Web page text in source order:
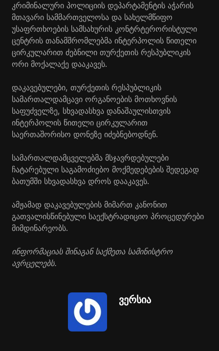
კრიმინალური პოლიციის დეპარტამენტის აჭარის
მთავარი სამმართველოსა და სახელმწიფო
უსაფრთხოების სამსახურის კონტრტერორისტული
ცენტრის თანამშრომლებმა ინტერპოლის წითელი
ცირკულარით ძებნილი თურქეთის რესპუბლიკის
ორი მოქალაქე დააკავეს.
დაკავებულები, თურქეთის რესპუბლიკის
სამართალდამცავი ორგანოების მოთხოვნის
საფუძველზე, სხვადასხვა დანაშაულისთვის
ინტერპოლის წითელი ცირკულარით
საერთაშორისო დონეზე იძებნებოდნენ.
სამართალდამცველებმა მსჯავრდებულები
ჩატარებული საგამოძიებო მოქმედებების შედეგად
ბათუმში სხვადასხვა დროს დააკავეს.
ამჟამად დაკავებულების მიმართ კანონით
გათვალისწინებული საექსტრადიციო პროცედურები
მიმდინარეობს.
ინფორმაციას შინაგან საქმეთა სამინისტრო
ავრცელებს.
ვერსია